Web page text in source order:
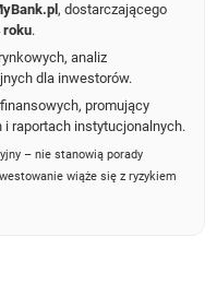
, dostarczającego
roku.
analiz
dla inwestorów.
promujący
raportach instytucjonalnych.
– nie stanowią porady
wiąże się z ryzykiem